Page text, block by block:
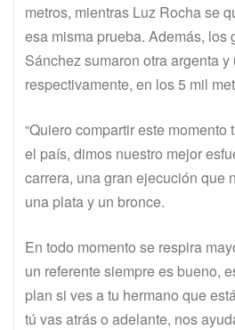
metros, mientras Luz Rocha se
esa misma prueba. Además, los
Sánchez sumaron otra argenta y
respectivamente, en los 5 mil
“Quiero compartir este
el país, dimos nuestro mejor
carrera, una gran ejecución que
una plata y un bronce.
En todo momento se respira
un referente siempre es bueno,
plan si ves a tu hermano que
tú vas atrás o adelante, nos